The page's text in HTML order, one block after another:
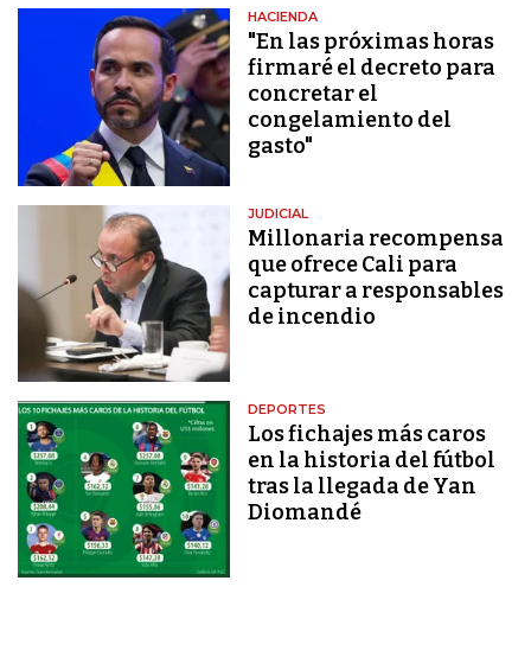
HACIENDA
"En las próximas horas
firmaré el decreto para
concretar el
congelamiento del
gasto"
JUDICIAL
Millonaria recompensa
que ofrece Cali para
capturar a responsables
de incendio
DEPORTES
Los fichajes más caros
en la historia del fútbol
tras la llegada de Yan
Diomandé